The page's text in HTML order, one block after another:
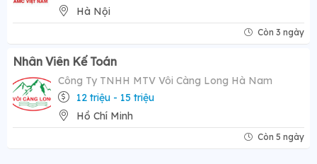
Hà Nội
Còn 3 ngày
Nhân Viên Kế Toán
Công Ty TNHH MTV Vôi Càng Long Hà Nam
12 triệu - 15 triệu
Hồ Chí Minh
Còn 5 ngày